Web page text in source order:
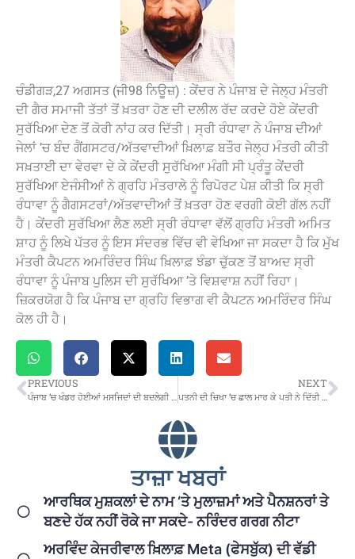
ਚੰਡੀਗੜ,27 ਅਗਸਤ (ਜੀ98 ਨਿਊਜ਼) : ਕੇਂਦਰ ਨੇ ਪੰਜਾਬ ਦੇ ਜੇਲ੍ਹ ਮੰਤਰੀ
ਦੀ ਗੈਰ ਸਮਾਜੀ ਤੱਤਾਂ ਤੋਂ ਖ਼ਤਰਾ ਹੋਣ ਦੀ ਦਲੀਲ ਰੱਦ ਕਰਦੇ ਹੋਏ ਕੇਂਦਰੀ
ਸੁਰੱਖਿਆ ਦੇਣ ਤੋਂ ਕੋਰੀ ਨਾਂਹ ਕਰ ਦਿੱਤੀ। ਸ੍ਰੀ ਰੰਧਾਵਾ ਨੇ ਪੰਜਾਬ ਦੀਆਂ
ਜੇਲਾਂ ’ਚ ਬੰਦ ਗੈਂਗਸਟਰ/ਅੱਤਵਾਦੀਆਂ ਖ਼ਿਲਾਫ਼ ਬਤੌਰ ਜੇਲ੍ਹ ਮੰਤਰੀ ਕੀਤੀ
ਸਖ਼ਤਾਈ ਦਾ ਵੇਰਵਾ ਦੇ ਕੇ ਕੇਂਦਰੀ ਸੁਰੱਖਿਆ ਮੰਗੀ ਸੀ ਪ੍ਰੰਤੂ ਕੇਂਦਰੀ
ਸੁਰੱਖਿਆ ਏਜੰਸੀਆਂ ਨੇ ਗ੍ਰਹਿ ਮੰਤਰਾਲੇ ਨੂੰ ਰਿਪੋਰਟ ਪੇਸ਼ ਕੀਤੀ ਕਿ ਸ੍ਰੀ
ਰੰਧਾਵਾ ਨੂੰ ਗੈਗਸਟਰਾਂ/ਅੱਤਵਾਦੀਆਂ ਤੋਂ ਖ਼ਤਰਾ ਹੋਣ ਵਰਗੀ ਕੋਈ ਗੱਲ ਨਹੀਂ
ਹੈ। ਕੇਂਦਰੀ ਸੁਰੱਖਿਆ ਲੈਣ ਲਈ ਸ੍ਰੀ ਰੰਧਾਵਾ ਵੱਲੋਂ ਗ੍ਰਹਿ ਮੰਤਰੀ ਅਮਿਤ
ਸ਼ਾਹ ਨੂੰ ਲਿਖੇ ਪੱਤਰ ਨੂੰ ਇਸ ਸੰਦਰਭ ਵਿੱਚ ਵੀ ਵੇਖਿਆ ਜਾ ਸਕਦਾ ਹੈ ਕਿ ਮੁੱਖ
ਮੰਤਰੀ ਕੈਪਟਨ ਅਮਰਿੰਦਰ ਸਿੰਘ ਖ਼ਿਲਾਫ਼ ਝੰਡਾ ਚੁੱਕਣ ਤੋਂ ਬਾਅਦ ਸ੍ਰੀ
ਰੰਧਾਵਾ ਨੂੰ ਪੰਜਾਬ ਪੁਲਿਸ ਦੀ ਸੁਰੱਖਿਆ ’ਤੇ ਵਿਸ਼ਵਾਸ਼ ਨਹੀਂ ਰਿਹਾ।
ਜ਼ਿਕਰਯੋਗ ਹੈ ਕਿ ਪੰਜਾਬ ਦਾ ਗ੍ਰਹਿ ਵਿਭਾਗ ਵੀ ਕੈਪਟਨ ਅਮਰਿੰਦਰ ਸਿੰਘ
ਕੋਲ ਹੀ ਹੈ।
PREVIOUS NEXT
ਤਾਜ਼ਾ ਖਬਰਾਂ
ਆਰਥਿਕ ਮੁਸ਼ਕਲਾਂ ਦੇ ਨਾਮ ‘ਤੇ ਮੁਲਾਜ਼ਮਾਂ ਅਤੇ ਪੈਨਸ਼ਨਰਾਂ ਤੇ
ਬਣਦੇ ਹੱਕ ਨਹੀਂ ਰੋਕੇ ਜਾ ਸਕਦੇ- ਨਰਿੰਦਰ ਗਰਗ ਨੀਟਾ
ਅਰਵਿੰਦ ਕੇਜਰੀਵਾਲ ਖ਼ਿਲਾਫ਼ Meta (ਫੇਸਬੁੱਕ) ਦੀ ਵੱਡੀ